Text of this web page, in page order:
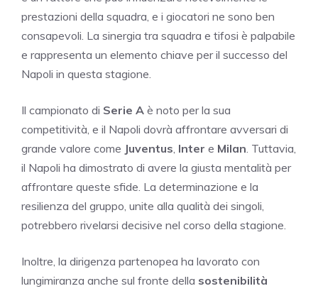
prestazioni della squadra, e i giocatori ne sono ben
consapevoli. La sinergia tra squadra e tifosi è palpabile
e rappresenta un elemento chiave per il successo del
Napoli in questa stagione.
Il campionato di Serie A è noto per la sua
competitività, e il Napoli dovrà affrontare avversari di
grande valore come Juventus Inter e Milan . Tuttavia,
il Napoli ha dimostrato di avere la giusta mentalità per
affrontare queste sfide. La determinazione e la
resilienza del gruppo, unite alla qualità dei singoli,
potrebbero rivelarsi decisive nel corso della stagione.
Inoltre, la dirigenza partenopea ha lavorato con
lungimiranza anche sul fronte della sostenibilità